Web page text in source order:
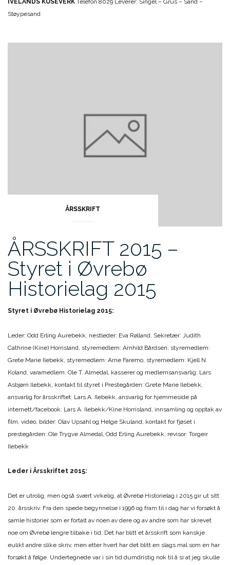
Støypesand
ÅRSSKRIFT
ÅRSSKRIFT 2015 –
Styret i Øvrebø
Historielag 2015
Styret i Øvrebø Historielag 2015:
Leder: Odd Erling Aurebekk, nestleder: Eva Rølland, Sekretær: Judith
Cathrine (Kine) Horrisland, styremedlem: Arnhild Bårdsen, styremedlem:
Grete Marie Ilebekk, styremedlem: Arne Faremo, styremedlem: Kjell N.
Koland, varamedlem: Ole T. Almedal, kasserer og medlemsansvarlig: Lars
Asbjørn Ilebekk, kontakt til styret i Prestegården: Grete Marie Ilebekk,
ansvarlig for årsskriftet: Lars A. Ilebekk, ansvarlig for hjemmeside på
internett/facebook: Lars A. Ilebekk/Kine Horrisland, innsamling og opptak av
film, video, bilder: Olav Upsahl og Helge Skuland, kontakt for fjøset i
prestegården: Ole Trygve Almedal, Odd Erling Aurebekk, revisor: Torgeir
Ilebekk
Leder i Årsskriftet 2015:
Det er utrolig, men også svært virkelig, at Øvrebø Historielag i 2015 gir ut sitt
20. årsskriv. Fra den spede begynnelse i 1996 og fram til i dag har vi forsøkt å
samle historier som er fortalt av noen av dere og av andre som har skrevet
noe om Øvrebø lengre tilbake i tid. Det har blitt et årsskrift som kanskje
eulikt andre slike skriv, men etter hvert har det blitt en slags mal som en har
forsøkt å følge. Undertegnede var i sin tid dumdristig nok til å si at jeg skulle